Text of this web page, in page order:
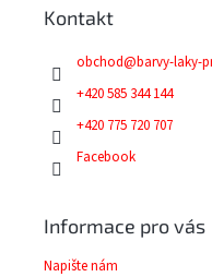
Kontakt
obchod@barvy-laky-
+420 585 344 144
+420 775 720 707
Facebook
Informace pro vás
Napište nám